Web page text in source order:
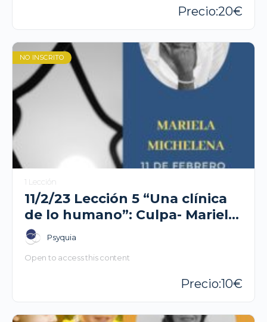
20
NO INSCRITO
1 Lección
11/2/23 Lección 5 “Una clínica
de lo humano”: Culpa- Mariela
Michelena
Psyquia
Open to access this content
10